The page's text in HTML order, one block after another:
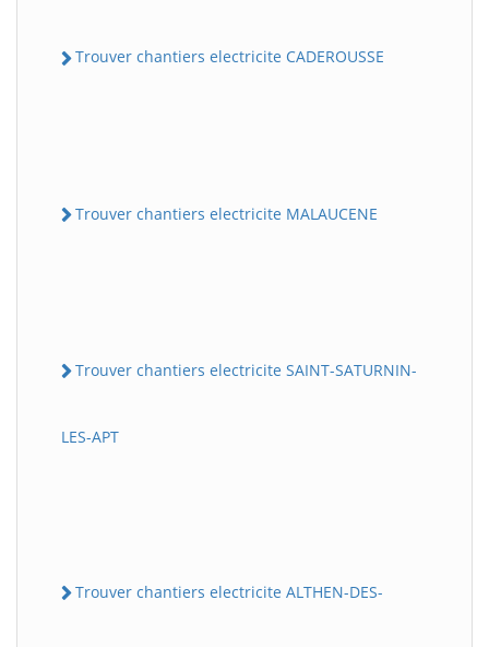
Trouver chantiers electricite CADEROUSSE
Trouver chantiers electricite MALAUCENE
Trouver chantiers electricite SAINT-SATURNIN-
LES-APT
Trouver chantiers electricite ALTHEN-DES-